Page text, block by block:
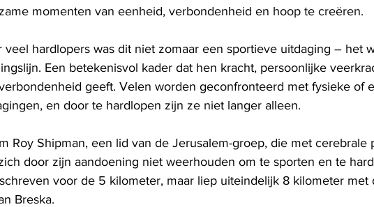
momenten van eenheid, verbondenheid en hoop te creëren.
veel hardlopers was dit niet zomaar een sportieve uitdaging – het
Een betekenisvol kader dat hen kracht, persoonlijke
geeft. Velen worden geconfronteerd met fysieke of
en door te hardlopen zijn ze niet langer alleen.
Roy Shipman, een lid van de Jerusalem-groep, die met cerebrale
door zijn aandoening niet weerhouden om te sporten en te
voor de 5 kilometer, maar liep uiteindelijk 8 kilometer met
Breska.